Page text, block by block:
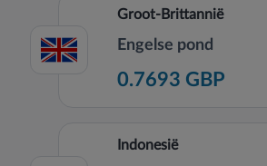
Groot-Brittannië
Engelse pond
0.7693 GBP
Indonesië